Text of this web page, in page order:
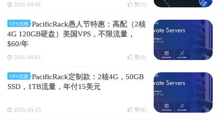
2021-04-01 赞(1 )
VPS优惠
PacificRack愚人节特惠：高配（2核
4G 120GB硬盘）美国VPS，不限流量，
$60/年
2021-04-01 赞(0)
VPS优惠
PacificRack定制款：2核4G，50GB
SSD，1TB流量，年付15美元
2021-03-25 赞(0)